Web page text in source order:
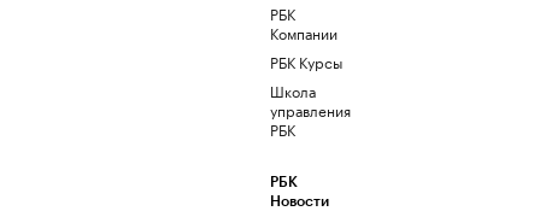
РБК
Компании
РБК Курсы
Школа
управления
РБК
РБК
Новости